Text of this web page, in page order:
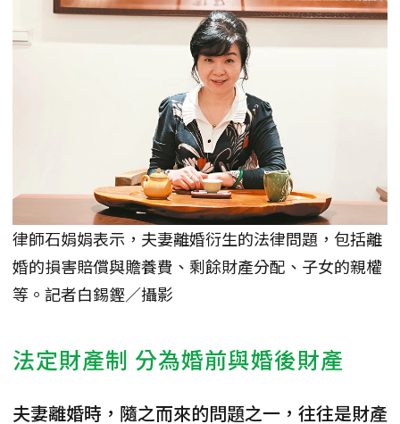
律師石娟娟表示，夫妻離婚衍生的法律問題，包括離
婚的損害賠償與贍養費、剩餘財產分配、子女的親權
等。記者白錫鏗／攝影
法定財產制 分為婚前與婚後財產
夫妻離婚時，隨之而來的問題之一，往往是財產